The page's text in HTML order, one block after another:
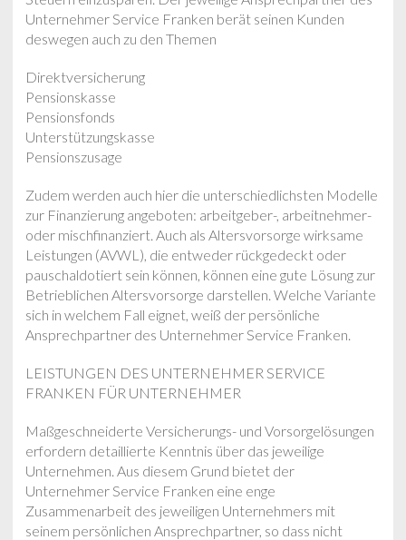
Unternehmer Service Franken berät seinen Kunden
deswegen auch zu den Themen
Direktversicherung
Pensionskasse
Pensionsfonds
Unterstützungskasse
Pensionszusage
Zudem werden auch hier die unterschiedlichsten Modelle
zur Finanzierung angeboten: arbeitgeber-, arbeitnehmer-
oder mischfinanziert. Auch als Altersvorsorge wirksame
Leistungen (AVWL), die entweder rückgedeckt oder
pauschaldotiert sein können, können eine gute Lösung zur
Betrieblichen Altersvorsorge darstellen. Welche Variante
sich in welchem Fall eignet, weiß der persönliche
Ansprechpartner des Unternehmer Service Franken.
LEISTUNGEN DES UNTERNEHMER SERVICE
FRANKEN FÜR UNTERNEHMER
Maßgeschneiderte Versicherungs- und Vorsorgelösungen
erfordern detaillierte Kenntnis über das jeweilige
Unternehmen. Aus diesem Grund bietet der
Unternehmer Service Franken eine enge
Zusammenarbeit des jeweiligen Unternehmers mit
seinem persönlichen Ansprechpartner, so dass nicht